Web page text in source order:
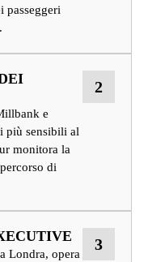
passeggeri
e
più sensibili al
monitora la
di
2
Londra, opera
3